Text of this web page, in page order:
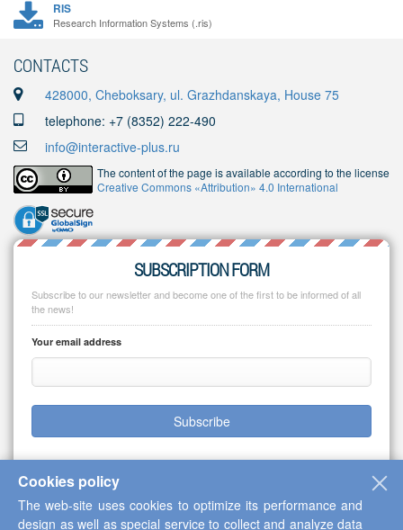
RIS
Research Information Systems (.ris)
CONTACTS
428000, Cheboksary, ul. Grazhdanskaya, House 75
telephone: +7 (8352) 222-490
info@interactive-plus.ru
The content of the page is available according to the license
Creative Commons «Attribution» 4.0 International
SUBSCRIPTION FORM
Subscribe to our newsletter and become one of the first to be informed of all
the news!
Your email address
Subscribe
Copyright © 2013-2026 Scientific Cooperation Center "Interactive Plus"
Cookies policy
The web-site uses cookies to optimize its performance and
design as well as special service to collect and analyze data